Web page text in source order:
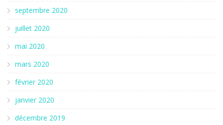
septembre 2020
juillet 2020
mai 2020
mars 2020
février 2020
janvier 2020
décembre 2019